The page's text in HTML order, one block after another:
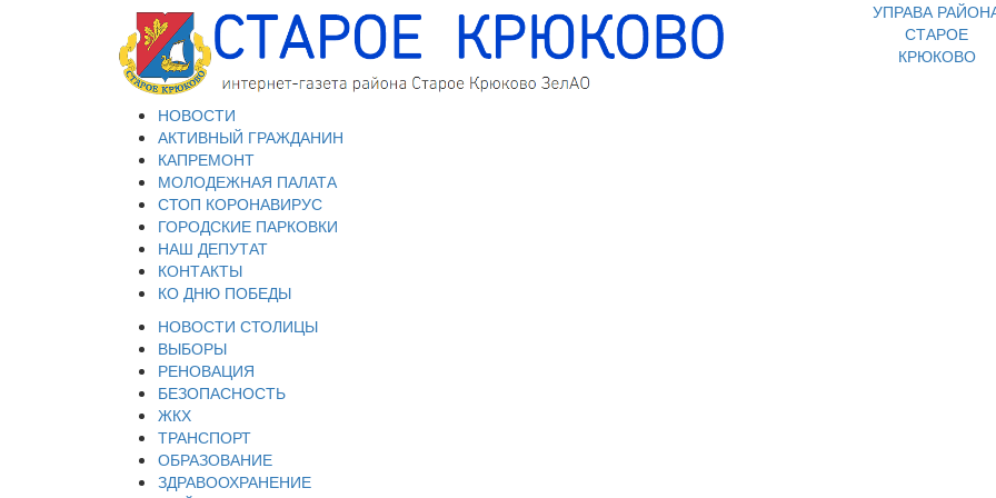
УПРАВА
СТАРОЕ
КРЮКОВО
НОВОСТИ
АКТИВНЫЙ ГРАЖДАНИН
КАПРЕМОНТ
МОЛОДЕЖНАЯ ПАЛАТА
СТОП КОРОНАВИРУС
ГОРОДСКИЕ ПАРКОВКИ
НАШ ДЕПУТАТ
КОНТАКТЫ
КО ДНЮ ПОБЕДЫ
НОВОСТИ СТОЛИЦЫ
ВЫБОРЫ
РЕНОВАЦИЯ
БЕЗОПАСНОСТЬ
ЖКХ
ТРАНСПОРТ
ОБРАЗОВАНИЕ
ЗДРАВООХРАНЕНИЕ